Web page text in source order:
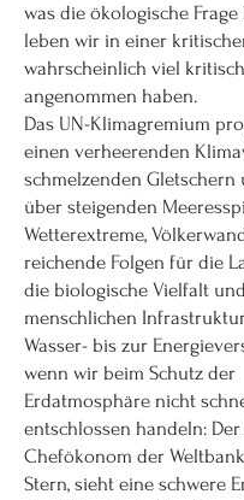
was die ökologische
leben wir in einer
wahrscheinlich viel
angenommen haben.
Das UN-Klimagremium
einen verheerenden
schmelzenden Gletschern
über steigenden
Wetterextreme,
reichende Folgen für die
die biologische Vielfalt
menschlichen
Wasser- bis zur
wenn wir beim Schutz der
Erdatmosphäre nicht
entschlossen handeln:
Chefökonom der
Stern, sieht eine schwere